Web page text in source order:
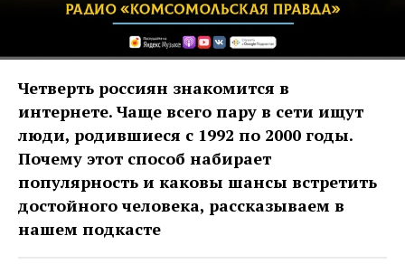
Четверть россиян знакомится в
интернете. Чаще всего пару в сети ищут
люди, родившиеся с 1992 по 2000 годы.
Почему этот способ набирает
популярность и каковы шансы встретить
достойного человека, рассказываем в
нашем подкасте